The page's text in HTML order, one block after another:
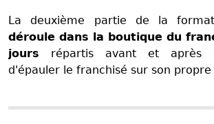
La deuxième partie de la
déroule dans la boutique du
jours répartis avant et après
d'épauler le franchisé sur son propre